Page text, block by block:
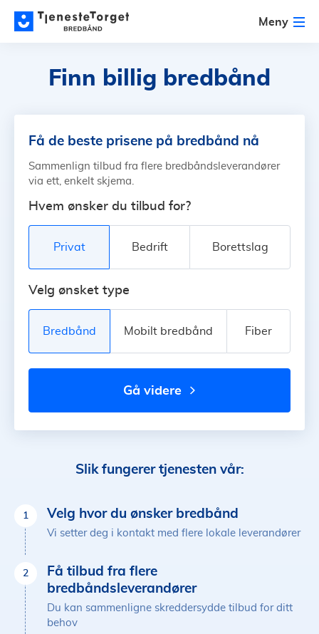
Meny
Finn billig bredbånd
Få de beste prisene på bredbånd nå
Sammenlign tilbud fra flere bredbåndsleverandører
via ett, enkelt skjema.
Hvem ønsker du tilbud for?
Privat Bedrift Borettslag
Velg ønsket type
Bredbånd Mobilt bredbånd Fiber
gå videre
Slik fungerer tjenesten vår:
1 Velg hvor du ønsker bredbånd
Vi setter deg i kontakt med flere lokale leverandører
2
Få tilbud fra flere
bredbåndsleverandører
Du kan sammenligne skreddersydde tilbud for ditt
behov